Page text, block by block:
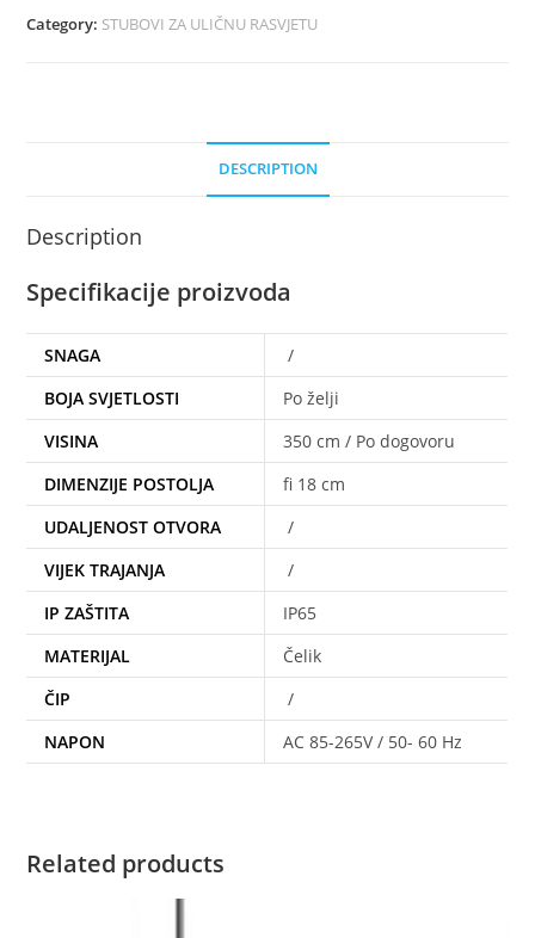
Category: STUBOVI ZA ULIČNU RASVJETU
DESCRIPTION
Description
Specifikacije proizvoda
SNAGA
/
BOJA SVJETLOSTI
Po želji
VISINA
350 cm / Po dogovoru
DIMENZIJE POSTOLJA
fi 18 cm
UDALJENOST OTVORA
/
VIJEK TRAJANJA
/
IP ZAŠTITA
IP65
MATERIJAL
Čelik
ČIP
/
NAPON
AC 85-265V / 50- 60 Hz
Related products